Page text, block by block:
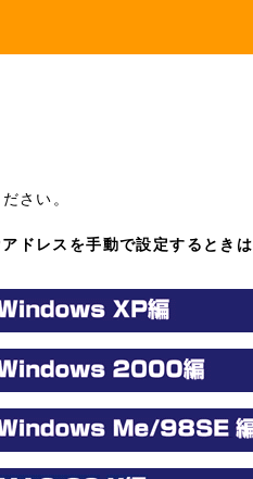
さい。
ドレスを手動で設定するときは